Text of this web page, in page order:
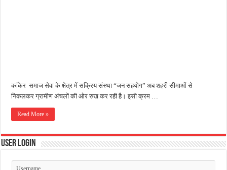
कांकेर समाज सेवा के क्षेत्र में सक्रिय संस्था “जन सहयोग” अब शहरी सीमाओं से
निकलकर ग्रामीण अंचलों की ओर रुख कर रही है। इसी क्रम …
Read More »
User Login